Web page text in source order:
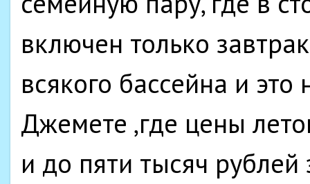
включен только
всякого бассейна и
Джемете ,где цены
и до пяти тысяч